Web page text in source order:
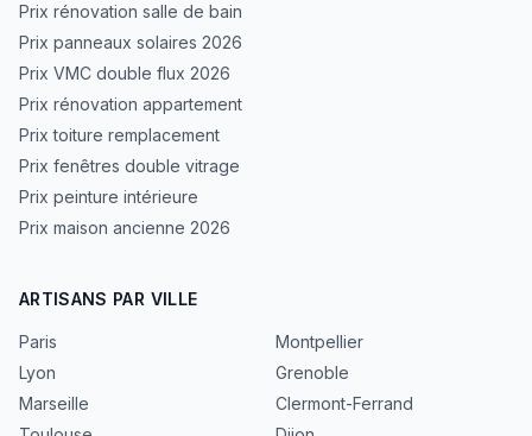
Prix rénovation salle de bain
Prix panneaux solaires 2026
Prix VMC double flux 2026
Prix rénovation appartement
Prix toiture remplacement
Prix fenêtres double vitrage
Prix peinture intérieure
Prix maison ancienne 2026
ARTISANS PAR VILLE
Paris
Lyon
Marseille
Montpellier
Grenoble
Clermont-Ferrand